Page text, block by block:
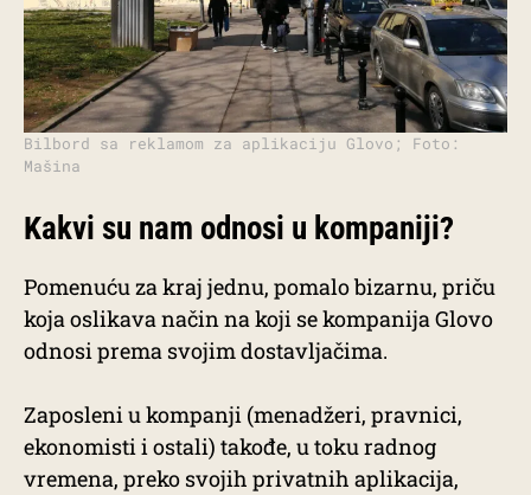
Bilbord sa reklamom za aplikaciju Glovo; Foto:
Mašina
Kakvi su nam odnosi u kompaniji?
Pomenuću za kraj jednu, pomalo bizarnu, priču
koja oslikava način na koji se kompanija Glovo
odnosi prema svojim dostavljačima.
Zaposleni u kompanji (menadžeri, pravnici,
ekonomisti i ostali) takođe, u toku radnog
vremena, preko svojih privatnih aplikacija,